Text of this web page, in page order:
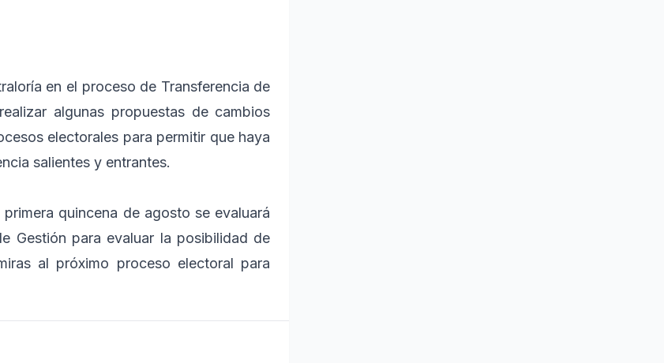
en el proceso de Transferencia de
algunas propuestas de cambios
electorales para permitir que haya
salientes y entrantes.
quincena de agosto se evaluará
Gestión para evaluar la posibilidad de
al próximo proceso electoral para